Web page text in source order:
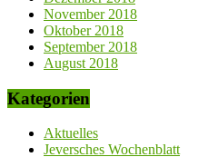
November 2018
Oktober 2018
September 2018
August 2018
Kategorien
Aktuelles
Jeversches Wochenblatt